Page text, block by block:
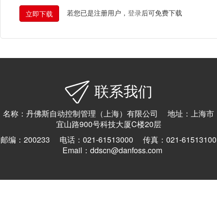
若您已是注册用户， 登录后可免费下载
联系我们
名称：丹佛斯自动控制管理（上海）有限公司 地址：上海市
宜山路900号科技大厦C楼20层
邮编：200233 电话：021-61513000 传真：021-61513100
Email：ddscn@danfoss.com